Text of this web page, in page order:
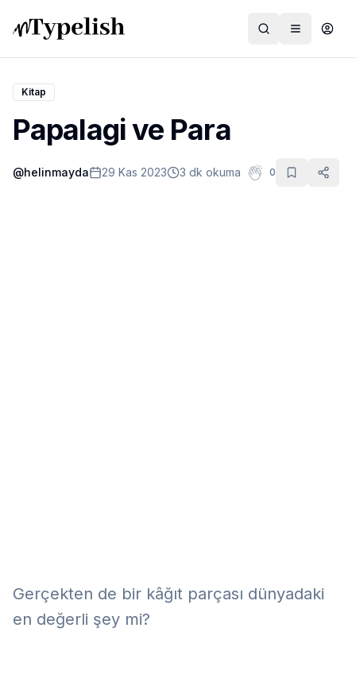
Dünya
Film ve Dizi
Kitap
Papalagi ve Para
@helinmayda 29 Kas 2023 3 dk okuma 0
Gerçekten de bir kâğıt parçası dünyadaki
en değerli şey mi?